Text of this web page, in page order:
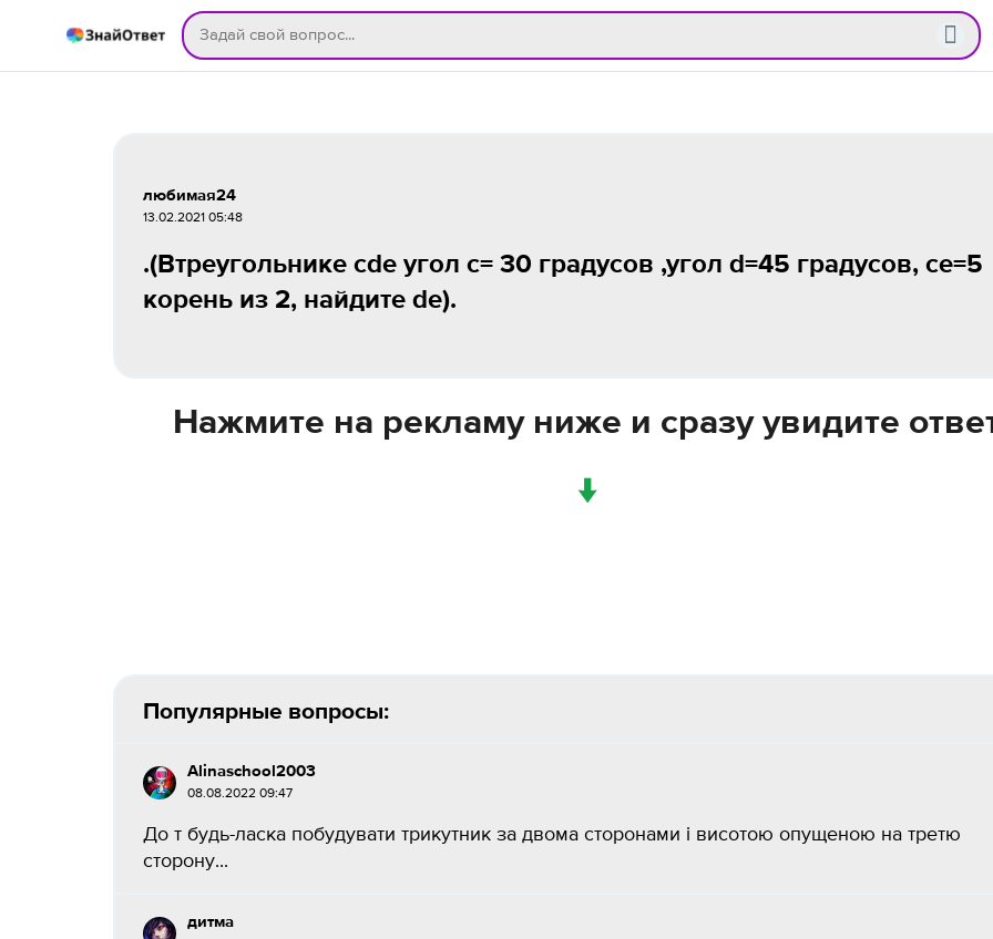
любимая24
13.02.2021 05:48
.(Втреугольнике cde угол c= 30 градусов ,угол d=45 градусов, ce=5
корень из 2, найдите de).
Нажмите на рекламу ниже и сразу увидите
↓
Популярные вопросы:
Alinaschool2003
08.08.2022 09:47
До т будь-ласка побудувати трикутник за двома сторонами і висотою опущеною на третю
сторону...
дитма